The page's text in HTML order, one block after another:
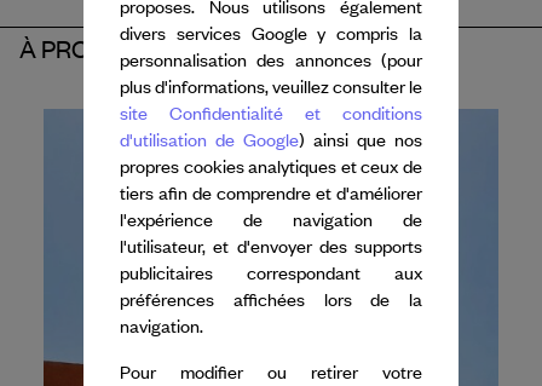
À PROPOS DU PARTENAIRE
proposes. Nous utilisons également
divers services Google y compris la
personnalisation des annonces (pour
plus d'informations, veuillez consulter le
site Confidentialité et conditions
d'utilisation de Google) ainsi que nos
propres cookies analytiques et ceux de
tiers afin de comprendre et d'améliorer
l'expérience de navigation de
l'utilisateur, et d'envoyer des supports
publicitaires correspondant aux
préférences affichées lors de la
navigation.
Pour modifier ou retirer votre